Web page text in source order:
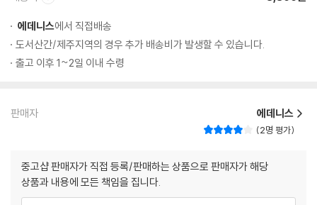
에데니스에서 직접배송
도서산간/제주지역의 경우 추가 배송비가 발생할 수 있습니다.
출고 이후 1~2일 이내 수령
판매자 에데니스
2명 평가
중고샵 판매자가 직접 등록/판매하는 상품으로 판매자가 해당
상품과 내용에 모든 책임을 집니다.